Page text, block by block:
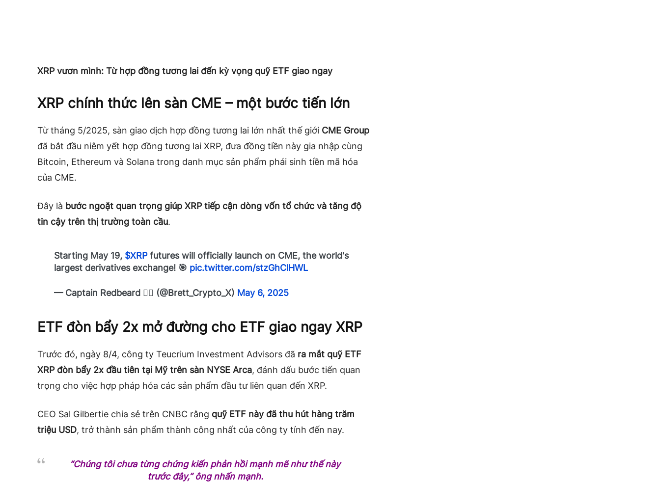
XRP vươn mình: Từ hợp đồng tương lai đến kỳ vọng quỹ ETF giao ngay
XRP chính thức lên sàn CME – một bước tiến lớn
Từ tháng 5/2025, sàn giao dịch hợp đồng tương lai lớn nhất thế giới CME Group
đã bắt đầu niêm yết hợp đồng tương lai XRP, đưa đồng tiền này gia nhập cùng
Bitcoin, Ethereum và Solana trong danh mục sản phẩm phái sinh tiền mã hóa
của CME.
Đây là bước ngoặt quan trọng giúp XRP tiếp cận dòng vốn tổ chức và tăng độ
tin cậy trên thị trường toàn cầu.
Starting May 19, $XRPfutures will officially launch on CME, the world's
largest derivatives exchange! 🎯 pic.twitter.com/stzGhClHWL
— Captain Redbeard 🧔‍♂️ (@Brett_Crypto_X) May 6, 2025
ETF đòn bẩy 2x mở đường cho ETF giao ngay XRP
Trước đó, ngày 8/4, công ty Teucrium Investment Advisors đã ra mắt quỹ ETF
XRP đòn bẩy 2x đầu tiên tại Mỹ trên sàn NYSE Arca, đánh dấu bước tiến quan
trọng cho việc hợp pháp hóa các sản phẩm đầu tư liên quan đến XRP.
CEO Sal Gilbertie chia sẻ trên CNBC rằng quỹ ETF này đã thu hút hàng trăm
triệu USD, trở thành sản phẩm thành công nhất của công ty tính đến nay.
“Chúng tôi chưa từng chứng kiến phản hồi mạnh mẽ như thế này
trước đây,”ông nhấn mạnh.